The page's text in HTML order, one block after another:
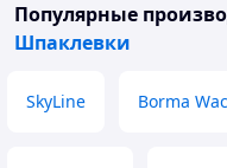
Популярные
Шпаклевки
SkyLine Borma